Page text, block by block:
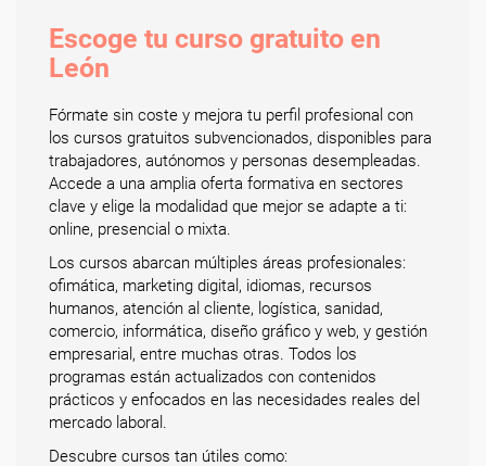
Escoge tu curso gratuito en
León
Fórmate sin coste y mejora tu perfil profesional con
los cursos gratuitos subvencionados, disponibles para
trabajadores, autónomos y personas desempleadas.
Accede a una amplia oferta formativa en sectores
clave y elige la modalidad que mejor se adapte a ti:
online, presencial o mixta.
Los cursos abarcan múltiples áreas profesionales:
ofimática, marketing digital, idiomas, recursos
humanos, atención al cliente, logística, sanidad,
comercio, informática, diseño gráfico y web, y gestión
empresarial, entre muchas otras. Todos los
programas están actualizados con contenidos
prácticos y enfocados en las necesidades reales del
mercado laboral.
Descubre cursos tan útiles como: